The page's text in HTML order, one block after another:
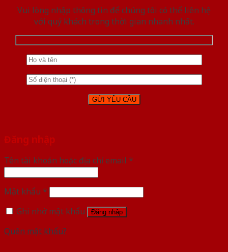
Vui lòng nhập thông tin để chúng tôi có thể liên hệ
với quý khách trong thời gian nhanh nhất.
Đăng nhập
Tên tài khoản hoặc địa chỉ email *
Mật khẩu *
Ghi nhớ mật khẩu
Đăng nhập
Quên mật khẩu?